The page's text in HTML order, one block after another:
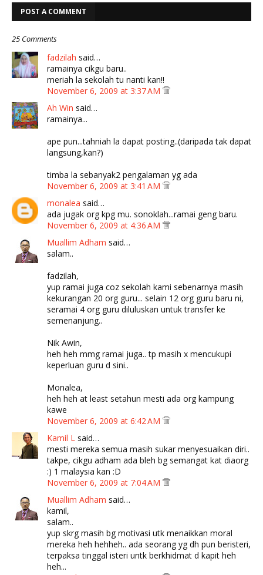
POST A COMMENT
25 Comments
fadzilah said…
ramainya cikgu baru..
meriah la sekolah tu nanti kan!!
November 6, 2009 at 3:37 AM
Ah Win said…
ramainya...
ape pun...tahniah la dapat posting..(daripada tak dapat
langsung,kan?)
timba la sebanyak2 pengalaman yg ada
November 6, 2009 at 3:41 AM
monalea said…
ada jugak org kpg mu. sonoklah...ramai geng baru.
November 6, 2009 at 4:36 AM
Muallim Adham said…
salam..
fadzilah,
yup ramai juga coz sekolah kami sebenarnya masih
kekurangan 20 org guru... selain 12 org guru baru ni,
seramai 4 org guru diluluskan untuk transfer ke
semenanjung..
Nik Awin,
heh heh mmg ramai juga.. tp masih x mencukupi
keperluan guru d sini..
Monalea,
heh heh at least setahun mesti ada org kampung
kawe
November 6, 2009 at 6:42 AM
Kamil L said…
mesti mereka semua masih sukar menyesuaikan diri..
takpe, cikgu adham ada bleh bg semangat kat diaorg
:) 1 malaysia kan :D
November 6, 2009 at 7:04 AM
Muallim Adham said…
kamil,
salam..
yup skrg masih bg motivasi utk menaikkan moral
mereka heh hehheh.. ada seorang yg dh pun beristeri,
terpaksa tinggal isteri untk berkhidmat d kapit heh
heh...